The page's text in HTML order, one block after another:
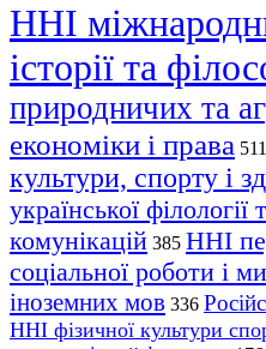
ННІ
історії та
природничих та
економіки і права 511
культури, спорту і
української філології
комунікацій 385 ННІ
соціальної роботи і
іноземних мов 336
ННІ фізичної культури